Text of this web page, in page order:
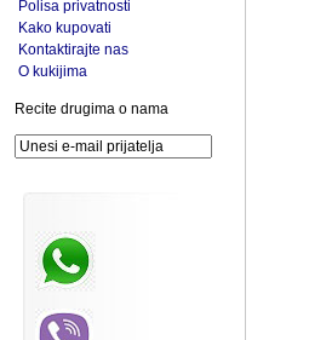
Polisa privatnosti
Kako kupovati
Kontaktirajte nas
O kukijima
Recite drugima o nama